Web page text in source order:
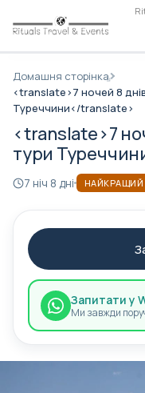
Домашня сторінка
<translate>7 ночей 8
Туреччини</translate>
<translate>7
тури
7 ніч 8 дні НАЙКРАЩИЙ
Запитати у
Ми завжди